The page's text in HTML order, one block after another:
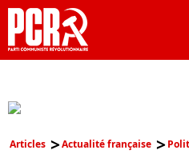
Articles Actualité française